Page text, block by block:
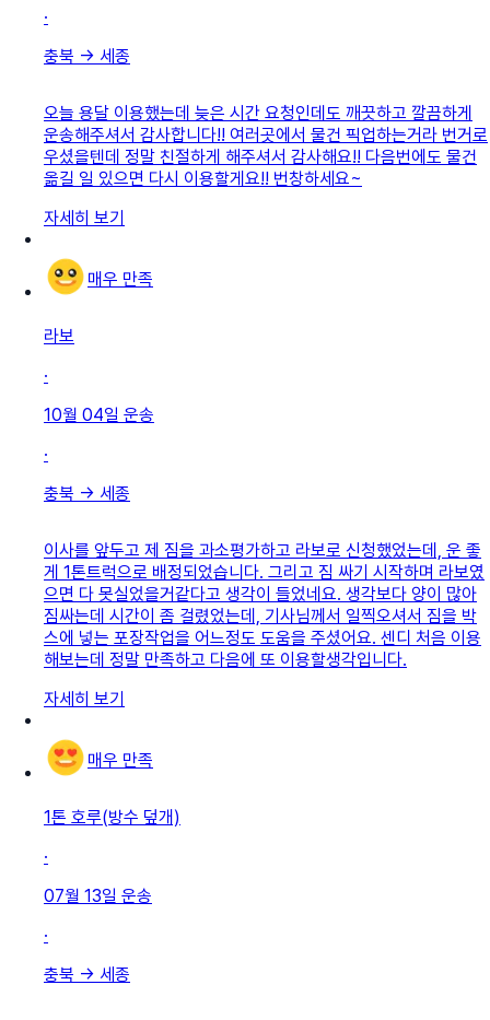
·
충북 → 세종
오늘 용달 이용했는데 늦은 시간 요청인데도 깨끗하고 깔끔하게
운송해주셔서 감사합니다!! 여러곳에서 물건 픽업하는거라 번거로
우셨을텐데 정말 친절하게 해주셔서 감사해요!! 다음번에도 물건
옮길 일 있으면 다시 이용할게요!! 번창하세요~
자세히 보기
매우 만족
라보
·
10월 04일 운송
·
충북 → 세종
이사를 앞두고 제 짐을 과소평가하고 라보로 신청했었는데, 운 좋
게 1톤트럭으로 배정되었습니다. 그리고 짐 싸기 시작하며 라보였
으면 다 못실었을거같다고 생각이 들었네요. 생각보다 양이 많아
짐싸는데 시간이 좀 걸렸었는데, 기사님께서 일찍오셔서 짐을 박
스에 넣는 포장작업을 어느정도 도움을 주셨어요. 센디 처음 이용
해보는데 정말 만족하고 다음에 또 이용할생각입니다.
자세히 보기
매우 만족
1톤 호루(방수 덮개)
·
07월 13일 운송
·
충북 → 세종